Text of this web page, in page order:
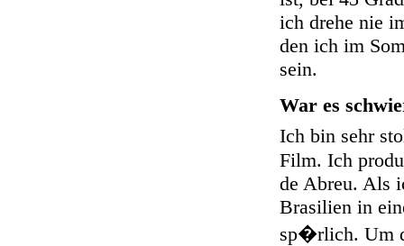
ich drehe nie
den ich im
sein.
War es
Ich bin sehr
Film. Ich
de Abreu. Als
Brasilien in
sp�rlich. Um